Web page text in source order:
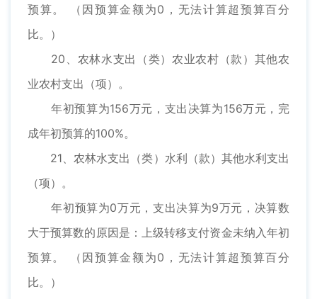
预算。 （因预算金额为0，无法计算超预算百分
比。）
20、农林水支出（类）农业农村（款）其他农
业农村支出（项）。
年初预算为156万元，支出决算为156万元，完
成年初预算的100%。
21、农林水支出（类）水利（款）其他水利支出
（项）。
年初预算为0万元，支出决算为9万元，决算数
大于预算数的原因是：上级转移支付资金未纳入年初
预算。 （因预算金额为0，无法计算超预算百分
比。）